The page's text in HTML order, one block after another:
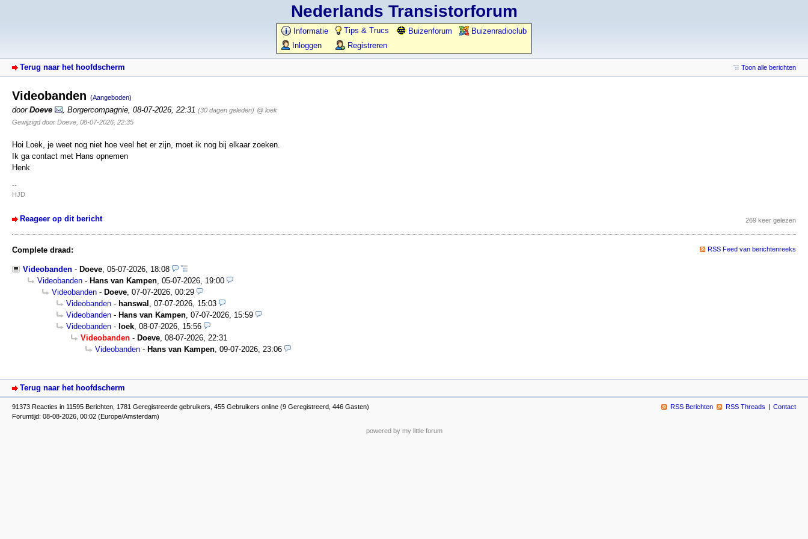
Nederlands Transistorforum
Informatie Tips & Trucs Buizenforum
Buizenradioclub
Inloggen
Registreren
Terug naar het hoofdscherm Toon alle berichten
Videobanden (Aangeboden)
door Doeve Borgercompagnie 08-07-2026, 22:31 (30 dagen geleden) @ loek
Gewijzigd door Doeve, 08-07-2026, 22:35
Hoi Loek, je weet nog niet hoe veel het er zijn, moet ik nog bij elkaar zoeken.
Ik ga contact met Hans opnemen
Henk
--
HJD
Reageer op dit bericht 269 keer gelezen
Complete draad: RSS Feed van berichtenreeks
Videobanden - Doeve, 05-07-2026, 18:08
Videobanden - Hans van Kampen, 05-07-2026, 19:00
Videobanden - Doeve, 07-07-2026, 00:29
Videobanden - hanswal , 07-07-2026, 15:03
Videobanden - Hans van Kampen, 07-07-2026, 15:59
Videobanden - loek, 08-07-2026, 15:56
Videobanden - Doeve, 08-07-2026, 22:31
Videobanden - Hans van Kampen, 09-07-2026, 23:06
Terug naar het hoofdscherm
91373 Reacties in 11595 Berichten, 1781 Geregistreerde gebruikers, 455 Gebruikers online (9 Geregistreerd, 446 Gasten)
Forumtijd: 08-08-2026, 00:02 (Europe/Amsterdam)
RSS Berichten RSS Threads Contact
powered by my little forum